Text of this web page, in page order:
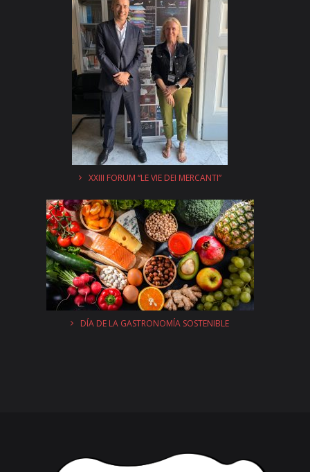
XXIII FORUM “LE VIE DEI MERCANTI”
DÍA DE LA GASTRONOMÍA SOSTENIBLE